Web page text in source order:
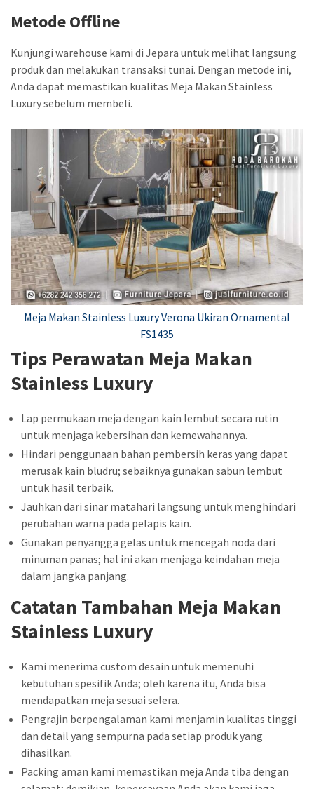
Metode Offline
Kunjungi warehouse kami di Jepara untuk melihat langsung
produk dan melakukan transaksi tunai. Dengan metode ini,
Anda dapat memastikan kualitas Meja Makan Stainless
Luxury sebelum membeli.
Meja Makan Stainless Luxury Verona Ukiran Ornamental
FS1435
Tips Perawatan Meja Makan
Stainless Luxury
Lap permukaan meja dengan kain lembut secara rutin
untuk menjaga kebersihan dan kemewahannya.
Hindari penggunaan bahan pembersih keras yang dapat
merusak kain bludru; sebaiknya gunakan sabun lembut
untuk hasil terbaik.
Jauhkan dari sinar matahari langsung untuk menghindari
perubahan warna pada pelapis kain.
Gunakan penyangga gelas untuk mencegah noda dari
minuman panas; hal ini akan menjaga keindahan meja
dalam jangka panjang.
Catatan Tambahan Meja Makan
Stainless Luxury
Kami menerima custom desain untuk memenuhi
kebutuhan spesifik Anda; oleh karena itu, Anda bisa
mendapatkan meja sesuai selera.
Pengrajin berpengalaman kami menjamin kualitas tinggi
dan detail yang sempurna pada setiap produk yang
dihasilkan.
Packing aman kami memastikan meja Anda tiba dengan